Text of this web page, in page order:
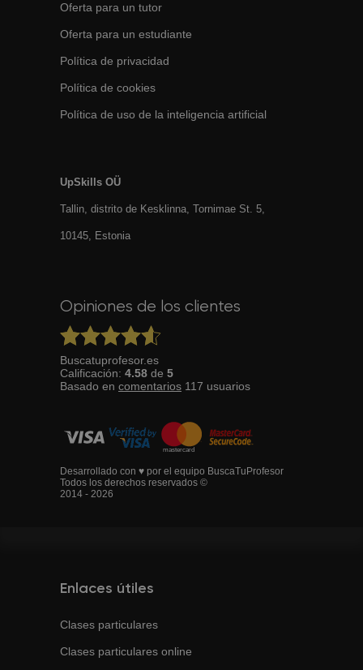
Oferta para un tutor
Oferta para un estudiante
Política de privacidad
Política de cookies
Política de uso de la inteligencia artificial
UpSkills OÜ
Tallin, distrito de Kesklinna, Tornimаe St. 5,
10145, Estonia
Opiniones de los clientes
Buscatuprofesor.es
Calificación: 4.58 de 5
Basado en comentarios 117 usuarios
Desarrollado con ♥ por el equipo BuscaTuProfesor
Todos los derechos reservados ©
2014 - 2026
Enlaces útiles
Clases particulares
Clases particulares online